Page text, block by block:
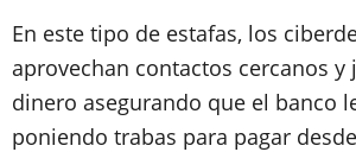
En este tipo de estafas, los
aprovechan contactos cercanos y
dinero asegurando que el banco
poniendo trabas para pagar